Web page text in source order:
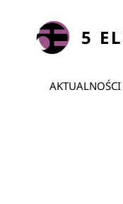
5
AKTUALNOŚCI